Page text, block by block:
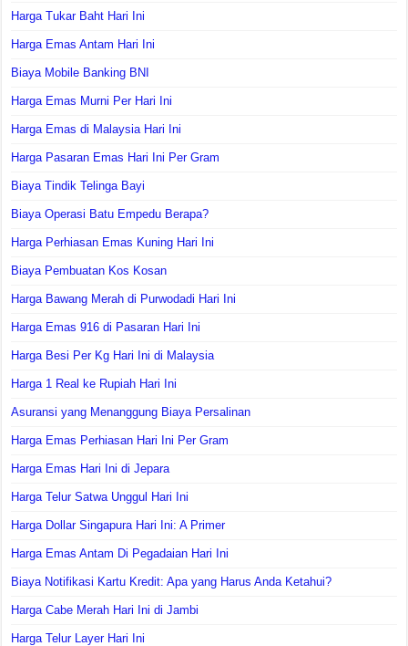
Harga Tukar Baht Hari Ini
Harga Emas Antam Hari Ini
Biaya Mobile Banking BNI
Harga Emas Murni Per Hari Ini
Harga Emas di Malaysia Hari Ini
Harga Pasaran Emas Hari Ini Per Gram
Biaya Tindik Telinga Bayi
Biaya Operasi Batu Empedu Berapa?
Harga Perhiasan Emas Kuning Hari Ini
Biaya Pembuatan Kos Kosan
Harga Bawang Merah di Purwodadi Hari Ini
Harga Emas 916 di Pasaran Hari Ini
Harga Besi Per Kg Hari Ini di Malaysia
Harga 1 Real ke Rupiah Hari Ini
Asuransi yang Menanggung Biaya Persalinan
Harga Emas Perhiasan Hari Ini Per Gram
Harga Emas Hari Ini di Jepara
Harga Telur Satwa Unggul Hari Ini
Harga Dollar Singapura Hari Ini: A Primer
Harga Emas Antam Di Pegadaian Hari Ini
Biaya Notifikasi Kartu Kredit: Apa yang Harus Anda Ketahui?
Harga Cabe Merah Hari Ini di Jambi
Harga Telur Layer Hari Ini